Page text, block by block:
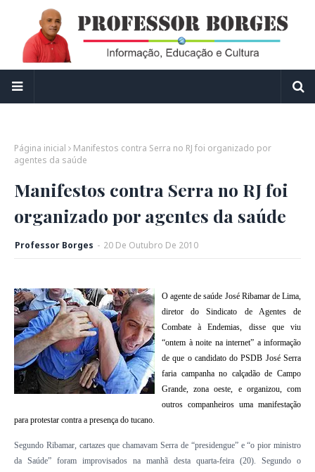
Página inicial
Manifestos contra Serra no RJ foi organizado por
agentes da saúde
Manifestos contra Serra no RJ foi
organizado por agentes da saúde
Professor Borges - 20 De Outubro De 2010
O agente de saúde José Ribamar de Lima,
diretor do Sindicato de Agentes de
Combate à Endemias, disse que viu
“ontem à noite na internet” a informação
de que o candidato do PSDB José Serra
faria campanha no calçadão de Campo
Grande, zona oeste, e organizou, com
outros companheiros uma manifestação
para protestar contra a presença do tucano.
Segundo Ribamar, cartazes que chamavam Serra de “presidengue” e “o pior ministro
da Saúde” foram improvisados na manhã desta quarta-feira (20). Segundo o